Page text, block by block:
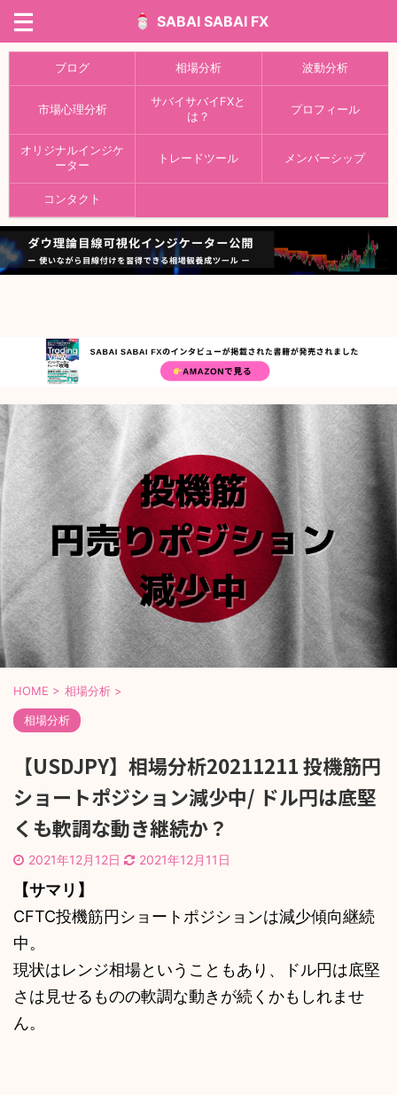
SABAI SABAI FX
ブログ 相場分析 波動分析
市場心理分析
サバイサバイFXと
は？
プロフィール
オリジナルインジケ
ーター
トレードツール メンバーシップ
コンタクト
HOME > 相場分析 >
相場分析
【USDJPY】相場分析20211211 投機筋円
ショートポジション減少中/ ドル円は底堅
くも軟調な動き継続か？
2021年12月12日 2021年12月11日
【サマリ】
CFTC投機筋円ショートポジションは減少傾向継続
中。
現状はレンジ相場ということもあり、ドル円は底堅
さは見せるものの軟調な動きが続くかもしれませ
ん。